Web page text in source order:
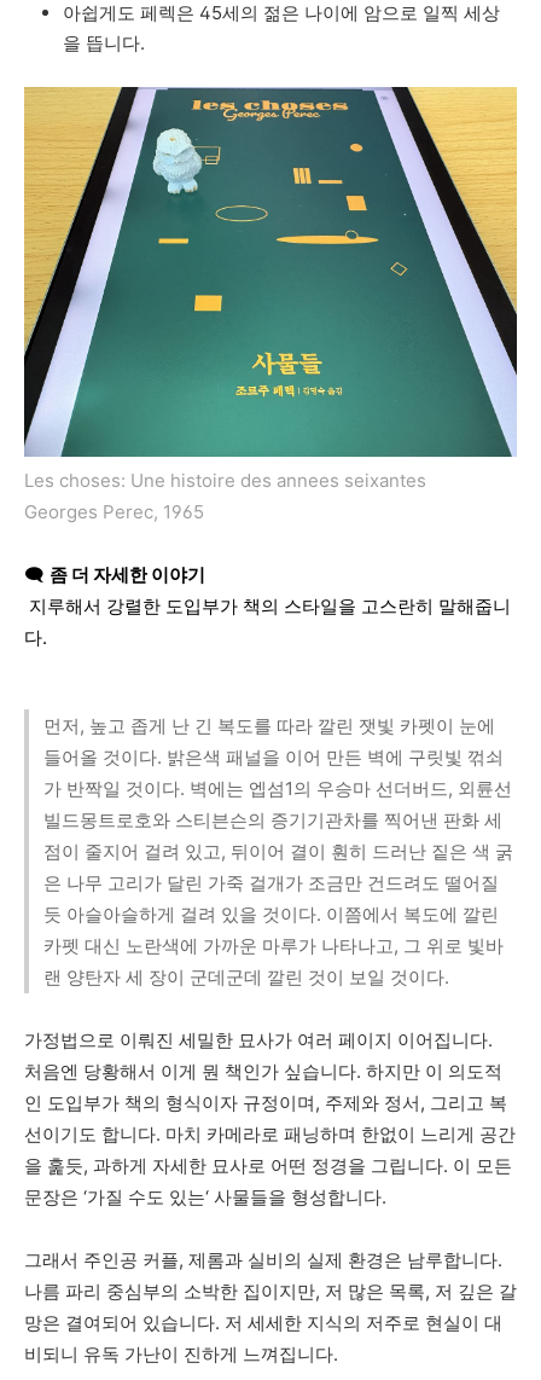
아쉽게도 페렉은 45세의 젊은 나이에 암으로 일찍 세상
을 뜹니다.
Les choses: Une histoire des annees seixantes
Georges Perec, 1965
🗨️ 좀 더 자세한 이야기
지루해서 강렬한 도입부가 책의 스타일을 고스란히 말해줍니
다.
먼저, 높고 좁게 난 긴 복도를 따라 깔린 잿빛 카펫이 눈에
들어올 것이다. 밝은색 패널을 이어 만든 벽에 구릿빛 꺾쇠
가 반짝일 것이다. 벽에는 엡섬1의 우승마 선더버드, 외륜선
빌드몽트로호와 스티븐슨의 증기기관차를 찍어낸 판화 세
점이 줄지어 걸려 있고, 뒤이어 결이 훤히 드러난 짙은 색 굵
은 나무 고리가 달린 가죽 걸개가 조금만 건드려도 떨어질
듯 아슬아슬하게 걸려 있을 것이다. 이쯤에서 복도에 깔린
카펫 대신 노란색에 가까운 마루가 나타나고, 그 위로 빛바
랜 양탄자 세 장이 군데군데 깔린 것이 보일 것이다.
가정법으로 이뤄진 세밀한 묘사가 여러 페이지 이어집니다.
처음엔 당황해서 이게 뭔 책인가 싶습니다. 하지만 이 의도적
인 도입부가 책의 형식이자 규정이며, 주제와 정서, 그리고 복
선이기도 합니다. 마치 카메라로 패닝하며 한없이 느리게 공간
을 훑듯, 과하게 자세한 묘사로 어떤 정경을 그립니다. 이 모든
문장은 ‘가질 수도 있는‘ 사물들을 형성합니다.
그래서 주인공 커플, 제롬과 실비의 실제 환경은 남루합니다.
나름 파리 중심부의 소박한 집이지만, 저 많은 목록, 저 깊은 갈
망은 결여되어 있습니다. 저 세세한 지식의 저주로 현실이 대
비되니 유독 가난이 진하게 느껴집니다.